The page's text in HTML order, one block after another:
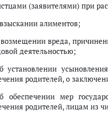
(заявителями) при
алиментов;
вреда,
деятельностью;
установлении
родителей, о
обеспечении мер
родителей, лицам из